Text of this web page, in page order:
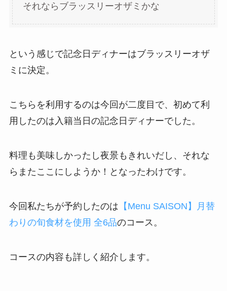
それならブラッスリーオザミかな
という感じで記念日ディナーはブラッスリーオザ
ミに決定。
こちらを利用するのは今回が二度目で、初めて利
用したのは入籍当日の記念日ディナーでした。
料理も美味しかったし夜景もきれいだし、それな
らまたここにしようか！となったわけです。
今回私たちが予約したのは 【Menu SAISON】月替
わりの旬食材を使用 全6品のコース。
コースの内容も詳しく紹介します。